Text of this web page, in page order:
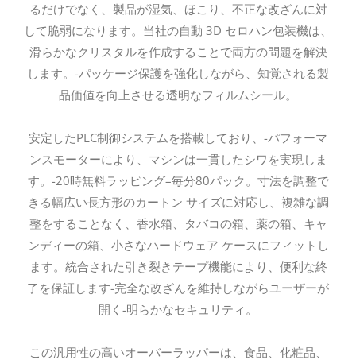
るだけでなく、製品が湿気、ほこり、不正な改ざんに対
して脆弱になります。当社の自動 3D セロハン包装機は、
滑らかなクリスタルを作成することで両方の問題を解決
します。-パッケージ保護を強化しながら、知覚される製
品価値を向上させる透明なフィルムシール。
安定したPLC制御システムを搭載しており、-パフォーマ
ンスモーターにより、マシンは一貫したシワを実現しま
す。-20時無料ラッピング–毎分80パック。寸法を調整で
きる幅広い長方形のカートン サイズに対応し、複雑な調
整をすることなく、香水箱、タバコの箱、薬の箱、キャ
ンディーの箱、小さなハードウェア ケースにフィットし
ます。統合された引き裂きテープ機能により、便利な終
了を保証します-完全な改ざんを維持しながらユーザーが
開く-明らかなセキュリティ。
この汎用性の高いオーバーラッパーは、食品、化粧品、